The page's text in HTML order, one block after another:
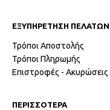
ΕΞΥΠΗΡΕΤΗΣΗ ΠΕΛΑΤΩΝ
Τρόποι Αποστολής
Τρόποι Πληρωμής
Επιστροφές - Ακυρώσεις
ΠΕΡΙΣΣΟΤΕΡΑ